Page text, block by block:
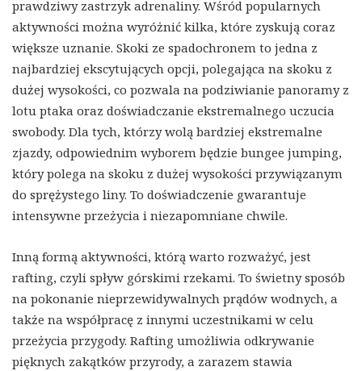
prawdziwy zastrzyk adrenaliny. Wśród popularnych
aktywności można wyróżnić kilka, które zyskują coraz
większe uznanie. Skoki ze spadochronem to jedna z
najbardziej ekscytujących opcji, polegająca na skoku z
dużej wysokości, co pozwala na podziwianie panoramy z
lotu ptaka oraz doświadczanie ekstremalnego uczucia
swobody. Dla tych, którzy wolą bardziej ekstremalne
zjazdy, odpowiednim wyborem będzie bungee jumping,
który polega na skoku z dużej wysokości przywiązanym
do sprężystego liny. To doświadczenie gwarantuje
intensywne przeżycia i niezapomniane chwile.
Inną formą aktywności, którą warto rozważyć, jest
rafting, czyli spływ górskimi rzekami. To świetny sposób
na pokonanie nieprzewidywalnych prądów wodnych, a
także na współpracę z innymi uczestnikami w celu
przeżycia przygody. Rafting umożliwia odkrywanie
pięknych zakątków przyrody, a zarazem stawia